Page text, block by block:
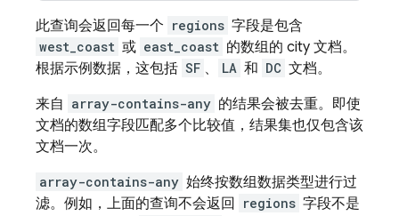
此查询会返回每一个 regions 字段是包含
west_coast 或 east_coast 的数组的 city 文档。
根据示例数据，这包括 SF 、 LA 和 DC 文档。
来自 array-contains-any 的结果会被去重。即使
文档的数组字段匹配多个比较值，结果集也仅包含该
文档一次。
array-contains-any 始终按数组数据类型进行过
滤。例如，上面的查询不会返回
regions 字段不是